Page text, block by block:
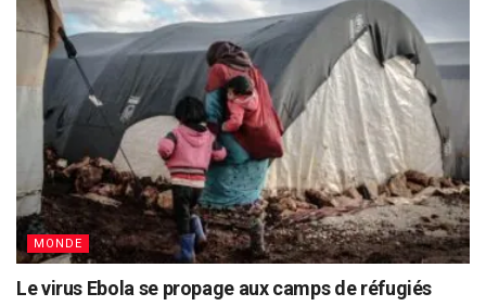
MONDE
Le virus Ebola se propage aux camps de réfugiés